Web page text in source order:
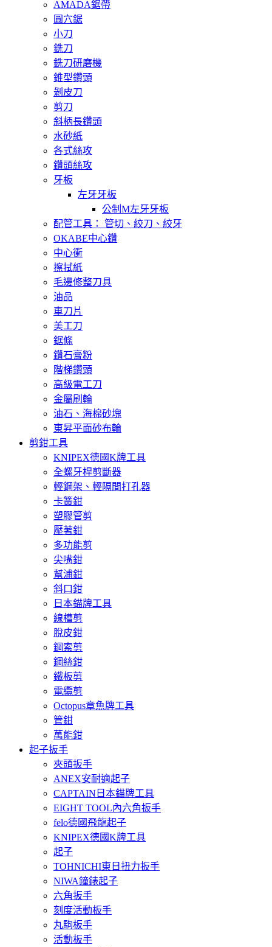
AMADA鋸帶
圓穴鋸
小刀
銑刀
銑刀研磨機
錐型鑽頭
剝皮刀
剪刀
斜柄長鑽頭
水砂紙
各式絲攻
鑽頭絲攻
牙板
左牙牙板
公制M左牙牙板
配管工具： 管切、絞刀、絞牙
OKABE中心鑽
中心衝
擦拭紙
毛邊修整刀具
油品
車刀片
美工刀
鋸條
鑽石膏粉
階梯鑽頭
高級電工刀
金屬刷輪
油石、海棉砂塊
東昇平面砂布輪
剪鉗工具
KNIPEX德國K牌工具
全螺牙桿剪斷器
輕鋼架、輕隔間打孔器
卡簧鉗
塑膠管剪
壓著鉗
多功能剪
尖嘴鉗
幫浦鉗
斜口鉗
日本錨牌工具
線槽剪
脫皮鉗
鋼索剪
鋼絲鉗
鐵板剪
電纜剪
Octopus章魚牌工具
管鉗
萬能鉗
起子扳手
夾頭扳手
ANEX安耐適起子
CAPTAIN日本錨牌工具
EIGHT TOOL內六角扳手
felo德國飛龍起子
KNIPEX德國K牌工具
起子
TOHNICHI東日扭力扳手
NIWA鐘錶起子
六角扳手
刻度活動板手
丸駒板手
活動板手